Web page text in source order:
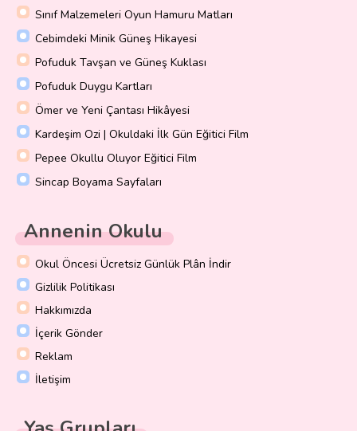
Sınıf Malzemeleri Oyun Hamuru Matları
Cebimdeki Minik Güneş Hikayesi
Pofuduk Tavşan ve Güneş Kuklası
Pofuduk Duygu Kartları
Ömer ve Yeni Çantası Hikâyesi
Kardeşim Ozi | Okuldaki İlk Gün Eğitici Film
Pepee Okullu Oluyor Eğitici Film
Sincap Boyama Sayfaları
Annenin Okulu
Okul Öncesi Ücretsiz Günlük Plân İndir
Gizlilik Politikası
Hakkımızda
İçerik Gönder
Reklam
İletişim